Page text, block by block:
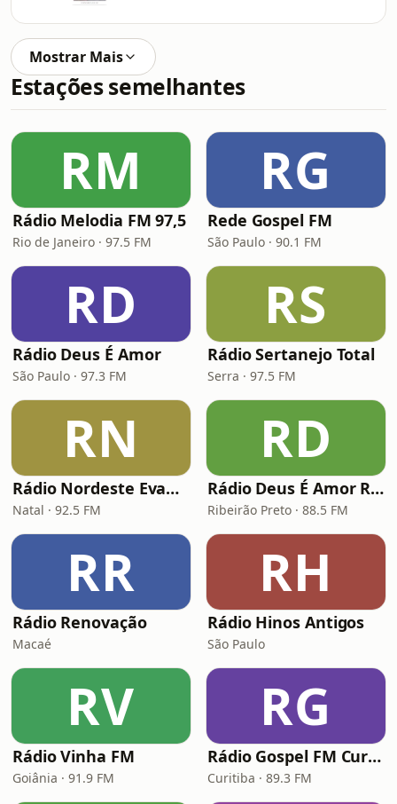
Mostrar Mais
Estações semelhantes
RM
Rádio Melodia FM 97,5
Rio de Janeiro · 97.5 FM
RG
Rede Gospel FM
São Paulo · 90.1 FM
RD
Rádio Deus É Amor
São Paulo · 97.3 FM
RS
Rádio Sertanejo Total
Serra · 97.5 FM
RN
Rádio Nordeste Evangélica
Natal · 92.5 FM
RD
Rádio Deus É Amor Ribeirão Preto
Ribeirão Preto · 88.5 FM
RR
Rádio Renovação
Macaé
RH
Rádio Hinos Antigos
São Paulo
RV
Rádio Vinha FM
Goiânia · 91.9 FM
RG
Rádio Gospel FM Curitiba
Curitiba · 89.3 FM